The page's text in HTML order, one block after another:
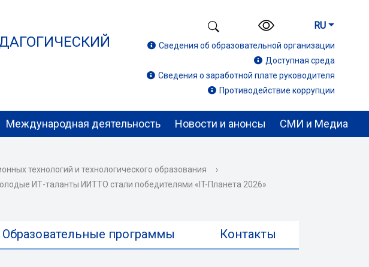
RU
Сведения об образовательной организации
Доступная среда
Сведения о заработной плате руководителя
Противодействие коррупции
Международная деятельность Новости и анонсы СМИ и Медиа
технологий и технологического образования
›
ИТ-таланты ИИТТО стали победителями «IT-Планета 2026»
Образовательные программы Контакты